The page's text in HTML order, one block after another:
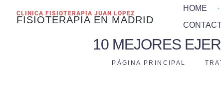
CLINICA FISIOTERAPIA JUAN LOPEZ
FISIOTERAPIA EN MADRID
HOME
10 MEJORES
PÁGINA PRINCIPAL